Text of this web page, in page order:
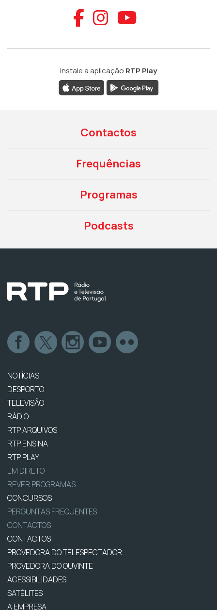
Aceder ao
Aceder ao
Aceder
Instale a aplicação RTP Play
Contactos
Frequências
Programas
Podcasts
NOTÍCIAS
DESPORTO
TELEVISÃO
RÁDIO
RTP ARQUIVOS
RTP ENSINA
RTP PLAY
EM DIRETO
REVER PROGRAMAS
CONCURSOS
PERGUNTAS FREQUENTES
CONTACTOS
CONTACTOS
PROVEDORA DO TELESPECTADOR
PROVEDORA DO OUVINTE
ACESSIBILIDADES
SATÉLITES
A EMPRESA